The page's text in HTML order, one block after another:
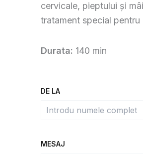
cervicale, pieptului și
tratament special pentru
Durata: 140 min
DE LA
MESAJ
Cantitate
Ayurvedic
Luxury